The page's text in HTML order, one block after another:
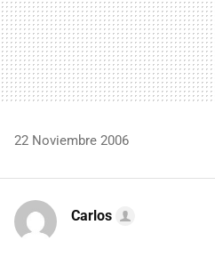
22 Noviembre 2006
Carlos